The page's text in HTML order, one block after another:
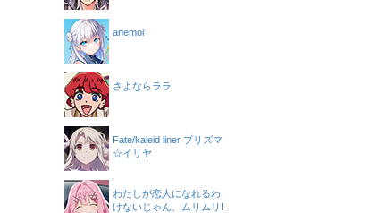
anemoi
さよならララ
Fate/kaleid liner プリズマ
☆イリヤ
わたしが恋人になれるわ
けないじゃん、ムリムリ!